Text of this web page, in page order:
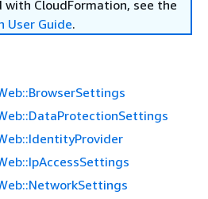
CloudFormation, see the
User Guide.